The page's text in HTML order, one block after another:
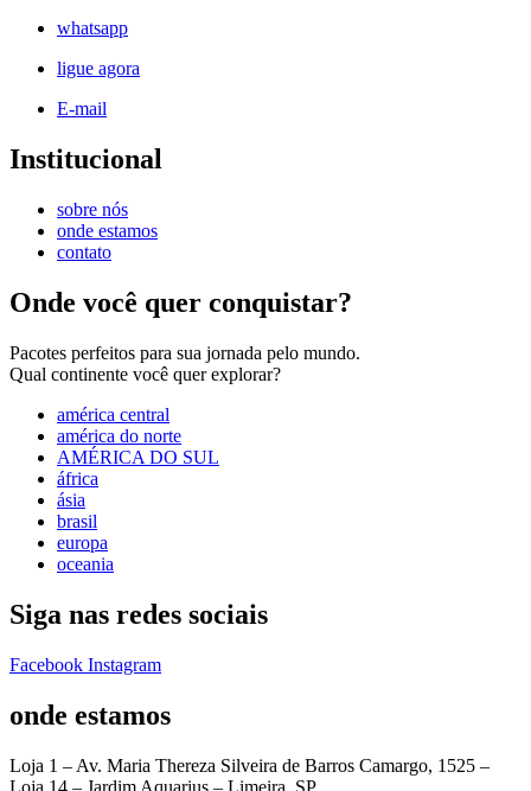
whatsapp
ligue agora
E-mail
Institucional
sobre nós
onde estamos
contato
Onde você quer conquistar?
Pacotes perfeitos para sua jornada pelo mundo.
Qual continente você quer explorar?
américa central
américa do norte
AMÉRICA DO SUL
áfrica
ásia
brasil
europa
oceania
Siga nas redes sociais
Facebook Instagram
onde estamos
Loja 1 – Av. Maria Thereza Silveira de Barros Camargo, 1525 –
Loja 14 – Jardim Aquarius – Limeira, SP.